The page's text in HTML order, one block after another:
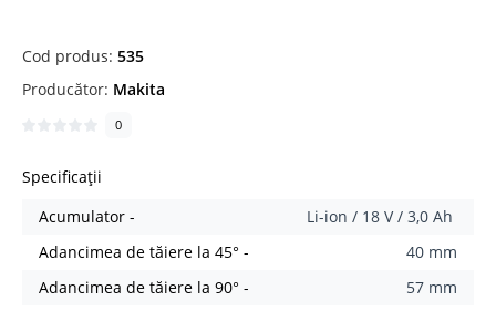
Cod produs: 535
Producător: Makita
0
Specificații
Acumulator -
Li-ion / 18 V / 3,0 Ah
Adancimea de tăiere la 45° -
40 mm
Adancimea de tăiere la 90° -
57 mm